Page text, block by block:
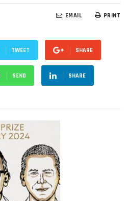
PRINT
EMAIL
TWEET SHARE
SEND SHARE